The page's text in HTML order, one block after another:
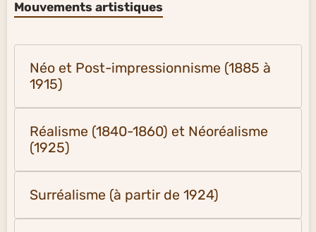
Mouvements artistiques
Néo et Post-impressionnisme (1885 à
1915)
Réalisme (1840-1860) et Néoréalisme
(1925)
Surréalisme (à partir de 1924)